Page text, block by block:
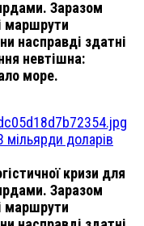
Заразом
маршрути
насправді здатні
невтішна:
море.
мільярди доларів
кризи для
Заразом
маршрути